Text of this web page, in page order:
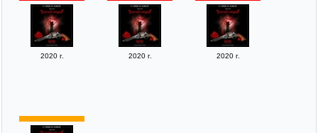
2020 г. 2020 г. 2020 г.